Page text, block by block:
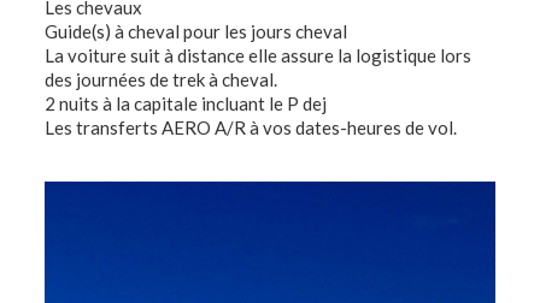
Les chevaux
Guide(s) à cheval pour les jours cheval
La voiture suit à distance elle assure la logistique lors
des journées de trek à cheval.
2 nuits à la capitale incluant le P dej
Les transferts AERO A/R à vos dates-heures de vol.